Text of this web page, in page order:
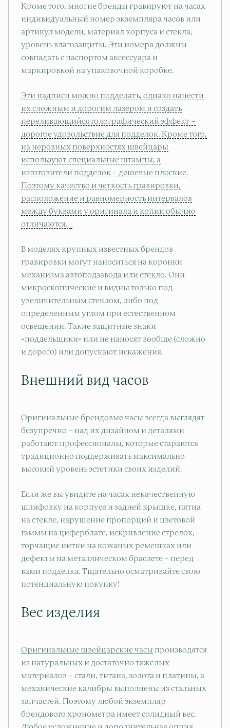
Кроме того, многие бренды гравируют на часах
индивидуальный номер экземпляра часов или
артикул модели, материал корпуса и стекла,
уровень влагозащиты. Эти номера должны
совпадать с паспортом аксессуара и
маркировкой на упаковочной коробке.
Эти надписи можно подделать, однако нанести
их сложным и дорогим лазером и создать
переливающийся голографический эффект –
дорогое удовольствие для подделок. Кроме того,
на неровных поверхностях швейцары
используют специальные штампы, а
изготовители подделок – дешевые плоские.
Поэтому качество и четкость гравировки,
расположение и равномерность интервалов
между буквами у оригинала и копии обычно
отличаются.
В моделях крупных известных брендов
гравировки могут наноситься на коронки
механизма автоподзавода или стекло. Они
микроскопические и видны только под
увеличительным стеклом, либо под
определенным углом при естественном
освещении. Такие защитные знаки
«поддельщики» или не наносят вообще (сложно
и дорого) или допускают искажения.
Внешний вид часов
Оригинальные брендовые часы всегда выглядят
безупречно – над их дизайном и деталями
работают профессионалы, которые стараются
традиционно поддерживать максимально
высокий уровень эстетики своих изделий.
Если же вы увидите на часах некачественную
шлифовку на корпусе и задней крышке, пятна
на стекле, нарушение пропорций и цветовой
гаммы на циферблате, искривление стрелок,
торчащие нитки на кожаных ремешках или
дефекты на металлическом браслете – перед
вами подделка. Тщательно осматривайте свою
потенциальную покупку!
Вес изделия
Оригинальные швейцарские часы производятся
из натуральных и достаточно тяжелых
материалов – стали, титана, золота и платины, а
механические калибры выполнены из стальных
запчастей. Поэтому любой экземпляр
брендового хронометра имеет солидный вес.